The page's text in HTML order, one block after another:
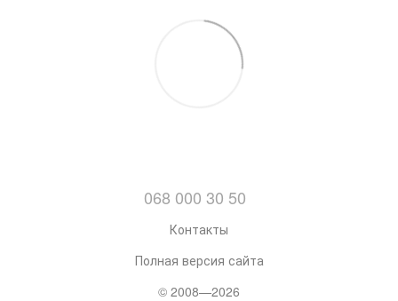
068 000 30 50
Контакты
Полная версия сайта
© 2008—2026